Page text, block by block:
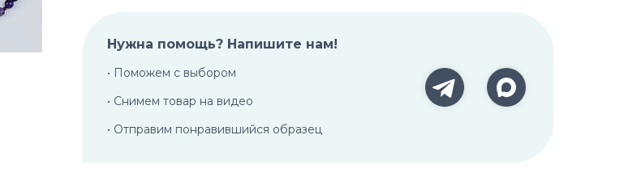
Нужна помощь? Напишите нам!
• Поможем с выбором
• Снимем товар на видео
• Отправим понравившийся образец